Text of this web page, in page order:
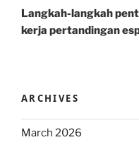
Post
Langkah-langkah
kerja pertandingan
ARCHIVES
March 2026